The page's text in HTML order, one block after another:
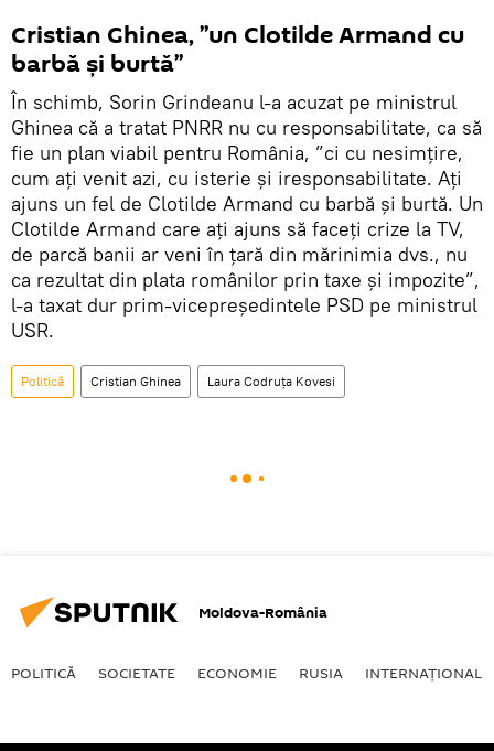
Cristian Ghinea, ”un Clotilde Armand cu
barbă și burtă”
În schimb, Sorin Grindeanu l-a acuzat pe ministrul
Ghinea că a tratat PNRR nu cu responsabilitate, ca să
fie un plan viabil pentru România, ”ci cu nesimțire,
cum ați venit azi, cu isterie și iresponsabilitate. Ați
ajuns un fel de Clotilde Armand cu barbă și burtă. Un
Clotilde Armand care ați ajuns să faceți crize la TV,
de parcă banii ar veni în țară din mărinimia dvs., nu
ca rezultat din plata românilor prin taxe și impozite”,
l-a taxat dur prim-vicepreședintele PSD pe ministrul
USR.
Politică Cristian Ghinea Laura Codruța Kovesi
Moldova-România
POLITICĂ SOCIETATE ECONOMIE RUSIA INTERNAŢIONAL